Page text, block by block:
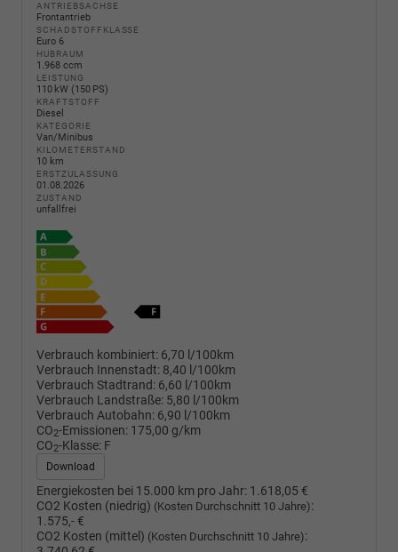
ANTRIEBSACHSE
Frontantrieb
SCHADSTOFFKLASSE
Euro 6
HUBRAUM
1.968 ccm
LEISTUNG
110 kW (150 PS)
KRAFTSTOFF
Diesel
KATEGORIE
Van/Minibus
KILOMETERSTAND
10 km
ERSTZULASSUNG
01.08.2026
ZUSTAND
unfallfrei
Verbrauch kombiniert: 6,70 l/100km
Verbrauch Innenstadt: 8,40 l/100km
Verbrauch Stadtrand: 6,60 l/100km
Verbrauch Landstraße: 5,80 l/100km
Verbrauch Autobahn: 6,90 l/100km
CO2-Emissionen: 175,00 g/km
CO2-Klasse: F
Download
Energiekosten bei 15.000 km pro Jahr: 1.618,05 €
CO2 Kosten (niedrig) (Kosten Durchschnitt 10 Jahre):
1.575,- €
CO2 Kosten (mittel) (Kosten Durchschnitt 10 Jahre):